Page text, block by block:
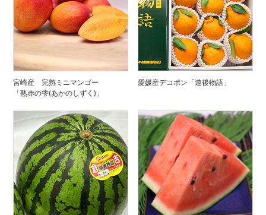
宮崎産 完熟ミニマンゴー
「熟赤の雫(あかのしずく)」
愛媛産デコポン「道後物語」